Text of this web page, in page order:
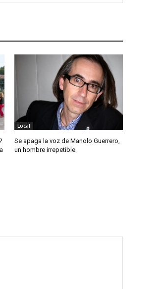
Local
Se apaga la voz de Manolo Guerrero,
un hombre irrepetible